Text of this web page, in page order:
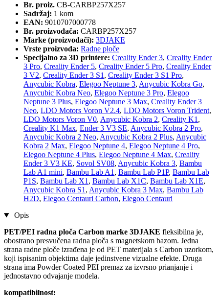
Br. proiz. CB-CARBP257X257
Sadržaj: 1 kom
EAN: 9010707000778
Br. proizvođača: CARBP257X257
Marke (proizvođači): 3DJAKE
Vrste proizvoda: Radne ploče
Specijalno za 3D printere: Creality Ender 3, Creality Ender
3 Pro, Creality Ender 5, Creality Ender 5 Pro, Creality Ender
3 V2, Creality Ender 3 S1 , Creality Ender 3 S1 Pro,
Anycubic Kobra, Elegoo Neptune 3, Anycubic Kobra Go,
Anycubic Kobra Neo, Elegoo Neptune 3 Pro, Elegoo
Neptune 3 Plus, Elegoo Neptune 3 Max, Creality Ender 3
Neo, LDO Motors Voron V2.4, LDO Motors Voron Trident,
LDO Motors Voron V0, Anycubic Kobra 2, Creality K1 ,
Creality K1 Max, Ender 3 V3 SE, Anycubic Kobra 2 Pro,
Anycubic Kobra 2 Neo, Anycubic Kobra 2 Plus, Anycubic
Kobra 2 Max, Elegoo Neptune 4, Elegoo Neptune 4 Pro,
Elegoo Neptune 4 Plus, Elegoo Neptune 4 Max, Creality
Ender 3 V3 KE, Sovol SV08, Anycubic Kobra 3, Bambu
Lab A1 mini, Bambu Lab A1 , Bambu Lab P1P, Bambu Lab
P1S, Bambu Lab X1 , Bambu Lab X1C, Bambu Lab X1E,
Anycubic Kobra S1 , Anycubic Kobra 3 Max, Bambu Lab
H2D, Elegoo Centauri Carbon, Elegoo Centauri
Opis
PET/PEI radna ploča Carbon marke 3DJAKE fleksibilna je,
obostrano presvučena radna ploča s magnetskom bazom. Jedna
strana radne ploče izrađena je od PET materijala s Carbon uzorkom,
koji ispisanim objektima daje jedinstvene vizualne efekte. Druga
strana ima Powder Coated PEI premaz za izvrsno prianjanje i
jednostavno odvajanje modela.
kompatibilnost: